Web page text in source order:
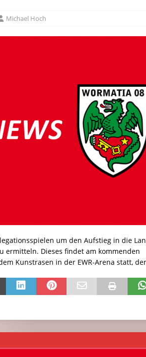
Michael Hoch
um den Aufstieg in die
ermitteln. Dieses findet am kommenden
Kunstrasen in der EWR-Arena statt,